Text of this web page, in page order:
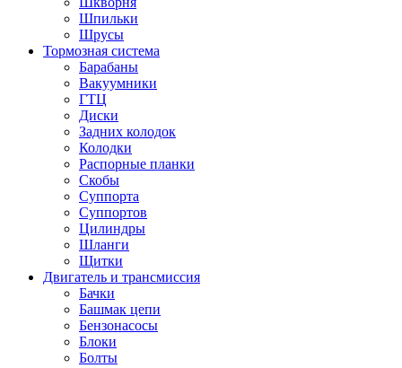
Шпильки
Шрусы
Тормозная система
Барабаны
Вакуумники
ГТЦ
Диски
Задних колодок
Колодки
Распорные планки
Скобы
Суппорта
Суппортов
Цилиндры
Шланги
Щитки
Двигатель и трансмиссия
Бачки
Башмак цепи
Бензонасосы
Блоки
Болты